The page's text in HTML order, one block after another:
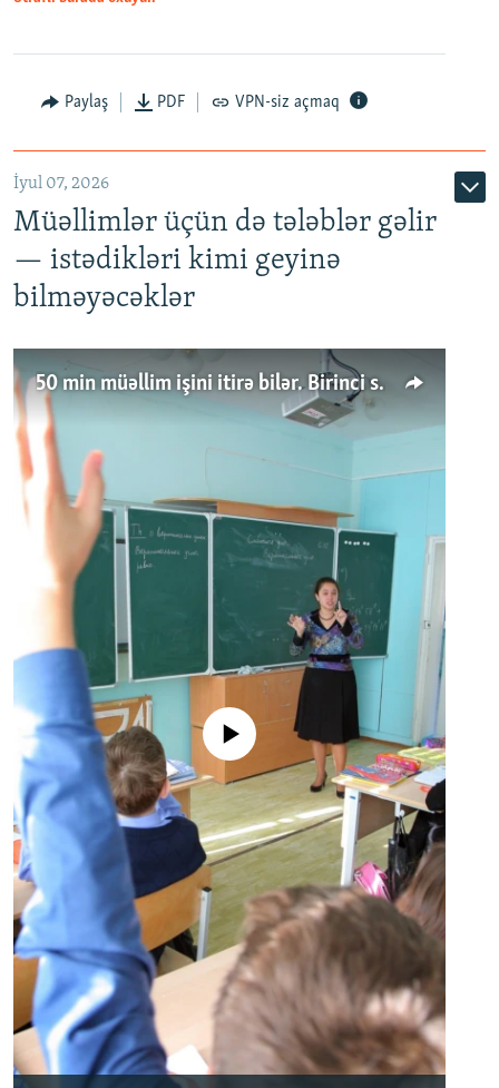
Paylaş PDF VPN-siz açmaq
İyul 07, 2026
Müəllimlər üçün də tələblər gəlir
— istədikləri kimi geyinə
bilməyəcəklər
50 min müəllim işini itirə bilər. Birinci sinfə gedənlər azalır
No media source currently available